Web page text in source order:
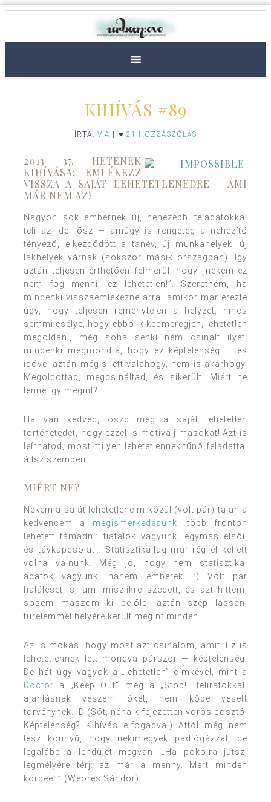
KIHÍVÁS #89
ÍRTA: VIA 21 HOZZÁSZÓLÁS
2013 37. HETÉNEK
KIHÍVÁSA: EMLÉKEZZ
VISSZA A SAJÁT LEHETETLENEDRE – AMI
MÁR NEM AZ!
Nagyon sok embernek új, nehezebb feladatokkal
teli az idei ősz — amúgy is rengeteg a nehezítő
tényező, elkezdődött a tanév, új munkahelyek, új
lakhelyek várnak (sokszor másik országban), így
aztán teljesen érthetően felmerül, hogy „nekem ez
nem fog menni, ez lehetetlen!”. Szeretném, ha
mindenki visszaemlékezne arra, amikor már érezte
úgy, hogy teljesen reménytelen a helyzet, nincs
semmi esélye, hogy ebből kikecmeregjen, lehetetlen
megoldani, még soha senki nem csinált ilyet,
mindenki megmondta, hogy ez képtelenség — és
idővel aztán mégis lett valahogy, nem is akárhogy.
Megoldottad, megcsináltad, és sikerült. Miért ne
lenne így megint?
Ha van kedved, oszd meg a saját lehetetlen
történetedet, hogy ezzel is motiválj másokat! Azt is
leírhatod, most milyen lehetetlennek tűnő feladattal
állsz szemben.
MIÉRT NE?
Nekem a saját lehetetleneim közül (volt pár) talán a
kedvencem a megismerkedésünk: több fronton
lehetett támadni: fiatalok vagyunk, egymás elsői,
és távkapcsolat… Statisztikailag már rég el kellett
volna válnunk. Még jó, hogy nem statisztikai
adatok vagyunk, hanem emberek. :) Volt pár
haláleset is, ami miszlikre szedett, és azt hittem,
sosem mászom ki belőle, aztán szép lassan,
türelemmel helyére került megint minden.
Az is mókás, hogy most azt csinálom, amit. Ez is
lehetetlennek lett mondva párszor — képtelenség.
De hát úgy vagyok a „lehetetlen” címkével, mint a
Doctor a „Keep Out” meg a „Stop!” feliratokkal:
ajánlásnak veszem őket, nem kőbe vésett
törvénynek. :D (Sőt, néha kifejezetten vörös posztó:
Képtelenség? Kihívás elfogadva!) Attól még nem
lesz könnyű, hogy nekimegyek padlógázzal, de
legalább a lendület megvan. „Ha pokolra jutsz,
legmélyére térj: az már a menny. Mert minden
körbeér.” (Weöres Sándor)